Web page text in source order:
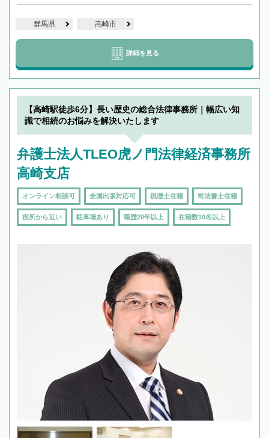
群馬県 高崎市
詳細を見る
【高崎駅徒歩6分】長い歴史の総合法律事務所｜幅広い知
識で相続のお悩みを解決いたします
弁護士法人TLEO虎ノ門法律経済事務所
高崎支店
オンライン相談可 全国出張対応可 税理士在籍 司法書士在籍
役所から近い 駐車場あり 職歴20年以上 在籍数10名以上